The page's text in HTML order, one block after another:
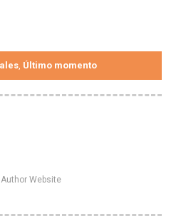
Último momento
Website